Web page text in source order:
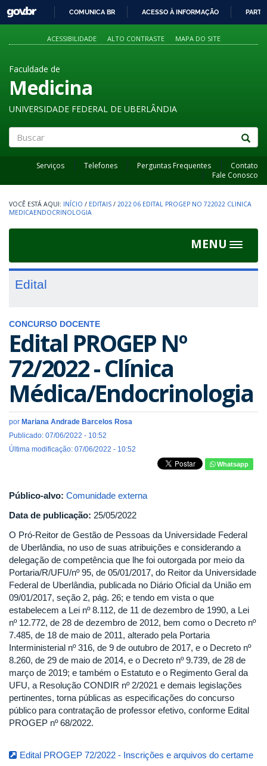
PARA
O
GOVBR
COMUNICA BR ACESSO À INFORMAÇÃO
ACESSIBILIDADE ALTO CONTRASTE MAPA DO SITE
Faculdade de
Medicina
UNIVERSIDADE FEDERAL DE UBERLÂNDIA
Serviços Telefones Perguntas Frequentes
Contato
Fale Conosco
INÍCIO / EDITAIS / 2022 06 EDITAL PROGEP NO 722022 CLINICA
MEDICAENDOCRINOLOGIA
MENU
Toggle
Edital
CONCURSO DOCENTE
Edital PROGEP Nº
72/2022 - Clínica
Médica/Endocrinologia
por Mariana Andrade Barcelos Rosa
Publicado: 07/06/2022 - 10:52
Última modificação: 07/06/2022 - 10:52
Whatsapp
Público-alvo: Comunidade externa
Data de publicação: 25/05/2022
O Pró-Reitor de Gestão de Pessoas da Universidade Federal
de Uberlândia, no uso de suas atribuições e considerando a
delegação de competência que lhe foi outorgada por meio da
Portaria/R/UFU/nº 95, de 05/01/2017, do Reitor da Universidade
Federal de Uberlândia, publicada no Diário Oficial da União em
09/01/2017, seção 2, pág. 26; e tendo em vista o que
estabelecem a Lei nº 8.112, de 11 de dezembro de 1990, a Lei
nº 12.772, de 28 de dezembro de 2012, bem como o Decreto nº
7.485, de 18 de maio de 2011, alterado pela Portaria
Interministerial nº 316, de 9 de outubro de 2017, e o Decreto nº
8.260, de 29 de maio de 2014, e o Decreto nº 9.739, de 28 de
março de 2019; e também o Estatuto e o Regimento Geral da
UFU, a Resolução CONDIR nº 2/2021 e demais legislações
pertinentes, torna públicas as especificações do concurso
público para contratação de professor efetivo, conforme Edital
PROGEP nº 68/2022.
Edital PROGEP 72/2022 - Inscrições e arquivos do certame